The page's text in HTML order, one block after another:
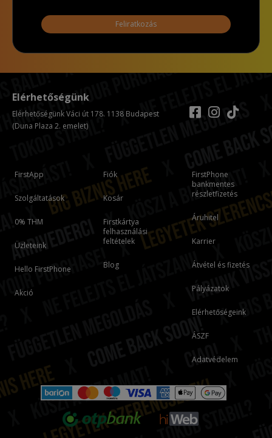
Feliratkozás
FirstApp
Szolgáltatások
0% THM
Üzleteink
Hello FirstPhone
Akció
Fiók
Kosár
Firstkártya
felhasználási
feltételek
Blog
FirstPhone
bankmentes
részletfizetés
Áruhitel
Karrier
Átvétel és fizetés
Pályázatok
Elérhetőségeink
ÁSZF
Adatvédelem
Elérhetőségünk
Elérhetőségünk Váci út 178. 1138 Budapest
(Duna Plaza 2. emelet)